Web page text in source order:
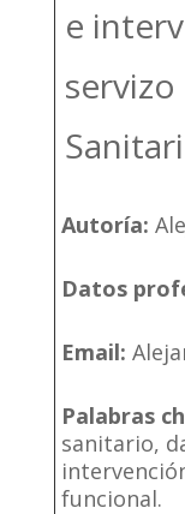
e
Autoría:
Datos
Email:
Palabras
sanitario,
funcional.